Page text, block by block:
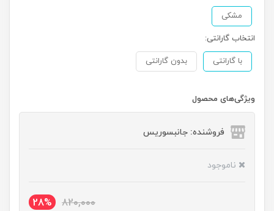
مشکی
انتخاب گارانتی:
با گارانتی بدون گارانتی
ویژگی‌های محصول
فروشنده: جانبسوریس
ناموجود
820,000
28%